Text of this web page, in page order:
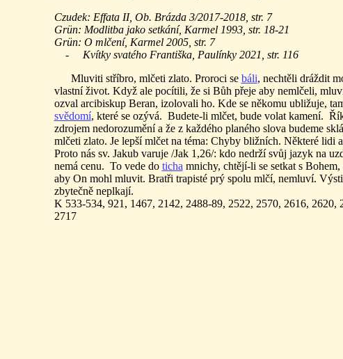
Czudek: Effata II, Ob. Brázda 3/2017-2018, str. 7
Grün: Modlitba jako setkání, Karmel 1993, str. 18-21
Grün: O mlčení, Karmel 2005, str. 7
- Kvítky svatého Františka, Paulínky 2021, str. 116
Mluviti stříbro, mlčeti zlato. Proroci se báli, nechtěli dráždit
vlastní život. Když ale pocítili, že si Bůh přeje aby nemlčeli,
ozval arcibiskup Beran, izolovali ho. Kde se někomu ubližuje,
svědomí, které se ozývá. Budete-li mlčet, bude volat kamení.
zdrojem nedorozumění a že z každého planého slova budeme
mlčeti zlato. Je lepší mlčet na téma: Chyby bližních. Některé lidi
Proto nás sv. Jakub varuje /Jak 1,26/: kdo nedrží svůj jazyk na
nemá cenu. To vede do ticha mnichy, chtějí-li se setkat s
aby On mohl mluvit. Bratři trapisté prý spolu mlčí, nemluví.
zbytečně neplkají.
K 533-534, 921, 1467, 2142, 2488-89, 2522, 2570, 2616, 2620,
2717